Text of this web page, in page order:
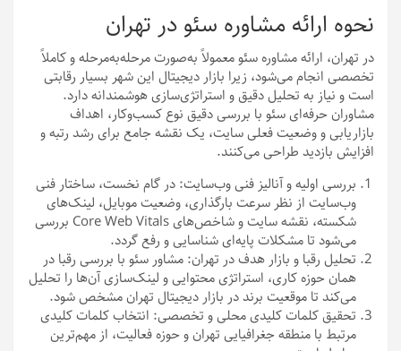
نحوه ارائه مشاوره سئو در تهران
در تهران، ارائه مشاوره سئو معمولاً به‌صورت مرحله‌به‌مرحله و کاملاً
تخصصی انجام می‌شود، زیرا بازار دیجیتال این شهر بسیار رقابتی
است و نیاز به تحلیل دقیق و استراتژی‌سازی هوشمندانه دارد.
مشاوران حرفه‌ای سئو با بررسی دقیق نوع کسب‌وکار، اهداف
بازاریابی و وضعیت فعلی سایت، یک نقشه جامع برای رشد رتبه و
افزایش بازدید طراحی می‌کنند.
بررسی اولیه و آنالیز فنی وب‌سایت: در گام نخست، ساختار فنی
وب‌سایت از نظر سرعت بارگذاری، وضعیت موبایل، لینک‌های
شکسته، نقشه سایت و شاخص‌های Core Web Vitals بررسی
می‌شود تا مشکلات پایه‌ای شناسایی و رفع گردد.
تحلیل رقبا و بازار هدف در تهران: مشاور سئو با بررسی رقبا در
همان حوزه کاری، استراتژی محتوایی و لینک‌سازی آن‌ها را تحلیل
می‌کند تا موقعیت برند در بازار دیجیتال تهران مشخص شود.
تحقیق کلمات کلیدی محلی و تخصصی: انتخاب کلمات کلیدی
مرتبط با منطقه جغرافیایی تهران و حوزه فعالیت، از مهم‌ترین